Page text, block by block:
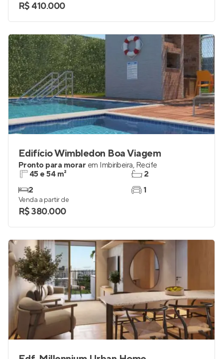
R$ 410.000
Edifício Wimbledon Boa Viagem
Pronto para morar em Imbiribeira, Recife
45 e 54 m²
2
2
1
Venda a partir de
R$ 380.000